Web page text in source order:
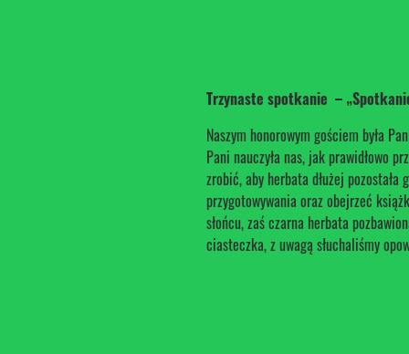
Trzynaste spotkanie –
Naszym honorowym gościem była
Pani nauczyła nas, jak prawidłowo
zrobić, aby herbata dłużej
przygotowywania oraz obejrzeć
słońcu, zaś czarna herbata
ciasteczka, z uwagą słuchaliśmy